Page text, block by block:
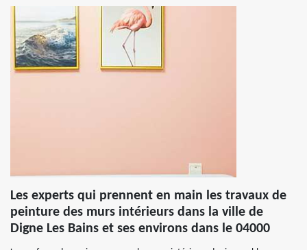
Les experts qui prennent en main les travaux de
peinture des murs intérieurs dans la ville de
Digne Les Bains et ses environs dans le 04000